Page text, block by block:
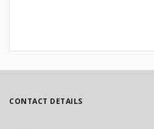
CONTACT DETAILS